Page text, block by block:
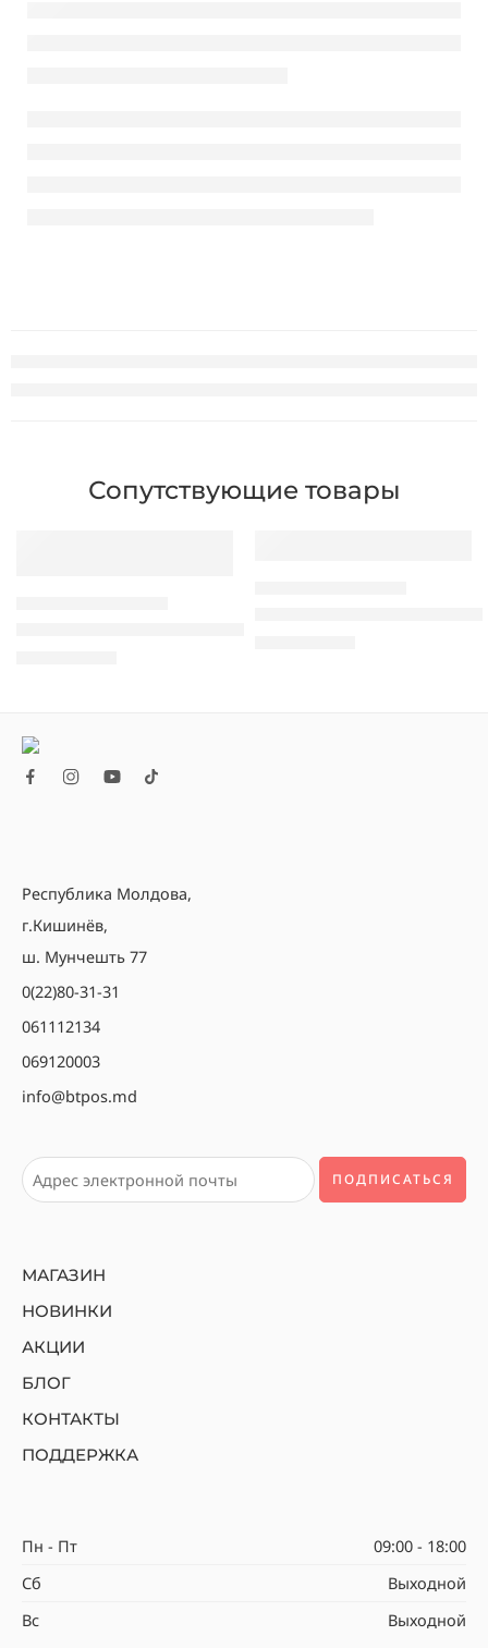
Сопутствующие товары
Республика Молдова,
г.Кишинёв,
ш. Мунчешть 77
0(22)80-31-31
061112134
069120003
info@btpos.md
МАГАЗИН
НОВИНКИ
АКЦИИ
БЛОГ
КОНТАКТЫ
ПОДДЕРЖКА
Пн - Пт
09:00 - 18:00
Сб
Выходной
Вс
Выходной